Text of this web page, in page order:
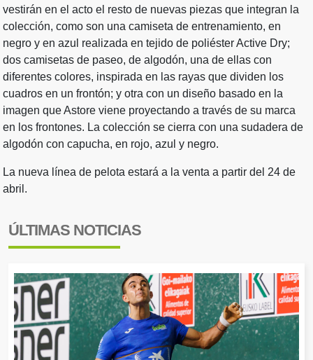
vestirán en el acto el resto de nuevas piezas que integran la
colección, como son una camiseta de entrenamiento, en
negro y en azul realizada en tejido de poliéster Active Dry;
dos camisetas de paseo, de algodón, una de ellas con
diferentes colores, inspirada en las rayas que dividen los
cuadros en un frontón; y otra con un diseño basado en la
imagen que Astore viene proyectando a través de su marca
en los frontones. La colección se cierra con una sudadera de
algodón con capucha, en rojo, azul y negro.
La nueva línea de pelota estará a la venta a partir del 24 de
abril.
ÚLTIMAS NOTICIAS